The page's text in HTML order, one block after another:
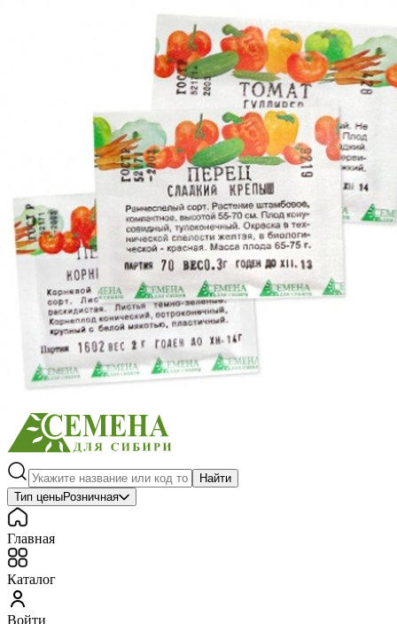
Заказать обратный звонок
Газонные травы, сидераты
Горшки, рассадники, аксессуары
Посадочный материал
Садовый инструмент, инвентарь
Консервирование
Средства защиты, удобрения, добавки, химия
Обустройство сада, декор
Найти
Тип ценыРозничная
Главная
Каталог
Войти